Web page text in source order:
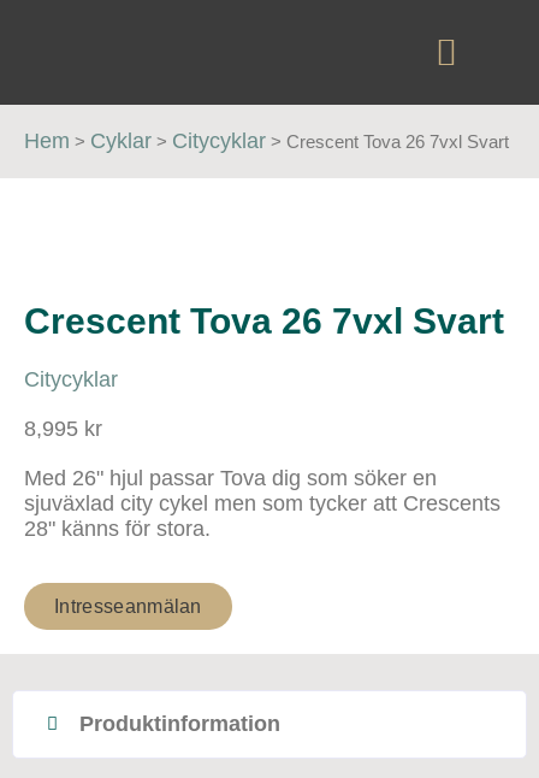
Hem > Cyklar > Citycyklar > Crescent Tova 26 7vxl Svart
Crescent Tova 26 7vxl Svart
Citycyklar
8,995 kr
Med 26" hjul passar Tova dig som söker en
sjuväxlad city cykel men som tycker att Crescents
28" känns för stora.
Intresseanmälan
Produktinformation